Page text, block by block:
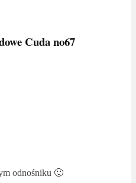
Cuda no67
odnośniku 🙂